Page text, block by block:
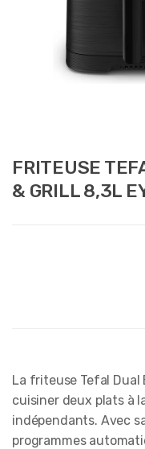
FRITEUSE
& GRILL 8,3L
La friteuse Tefal Dual
cuisiner deux plats à
indépendants. Avec
programmes